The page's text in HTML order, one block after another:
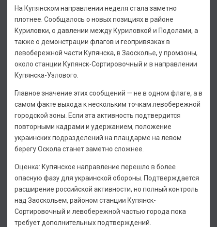
На Купянском направлении неделя стала заметно
плотнее. Сообщалось о новых позициях в районе
Куриловки, о давлении между Куриловкой и Подолами, а
также о демонстрации флагов и геопривязках в
левобережной части Купянска, в Заосколье, у промзоны,
около станции Купянск-Сортировочный и в направлении
Купянска-Узлового.
Главное значение этих сообщений — не в одном флаге, а в
самом факте выхода к нескольким точкам левобережной
городской зоны. Если эта активность подтвердится
повторными кадрами и удержанием, положение
украинских подразделений на плацдарме на левом
берегу Оскола станет заметно сложнее.
Оценка: Купянское направление перешло в более
опасную фазу для украинской обороны. Подтверждается
расширение российской активности, но полный контроль
над Заоскольем, районом станции Купянск-
Сортировочный и левобережной частью города пока
требует дополнительных подтверждений.